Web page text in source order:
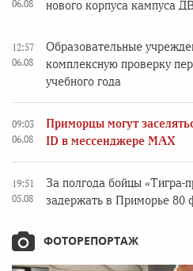
06.08 нового корпуса кампуса
12:57
06.08
Образовательные
комплексную проверку
учебного года
09:03
06.08
Приморцы могут
ID в мессенджере MAX
19:51
05.08
За полгода бойцы «Тигра-
задержать в Приморье 80
ФОТОРЕПОРТАЖ